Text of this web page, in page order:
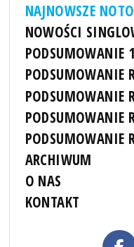
NAJNOWSZE
NOWOŚCI
PODSUMOWANIE
PODSUMOWANIE
PODSUMOWANIE
PODSUMOWANIE
PODSUMOWANIE
ARCHIWUM
O NAS
KONTAKT